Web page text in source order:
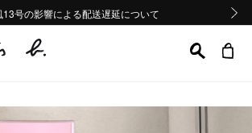
域地震の影響による配送遅延について
Summer Sale 2buy10%OFF!!
13号の影響による配送遅延について
域地震の影響による配送遅延について
Summer Sale 2buy10%OFF!!